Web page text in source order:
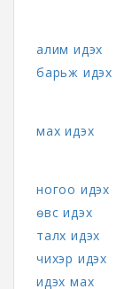
алим идэх
барьж идэх
мах идэх
ногоо идэх
өвс идэх
талх идэх
чихэр идэх
идэх мах